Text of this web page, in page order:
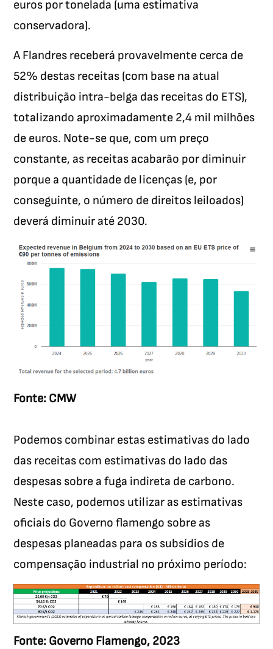
euros por tonelada (uma estimativa
conservadora).
A Flandres receberá provavelmente cerca de
52% destas receitas (com base na atual
distribuição intra-belga das receitas do ETS),
totalizando aproximadamente 2,4 mil milhões
de euros. Note-se que, com um preço
constante, as receitas acabarão por diminuir
porque a quantidade de licenças (e, por
conseguinte, o número de direitos leiloados)
deverá diminuir até 2030.
Fonte: CMW
Podemos combinar estas estimativas do lado
das receitas com estimativas do lado das
despesas sobre a fuga indireta de carbono.
Neste caso, podemos utilizar as estimativas
oficiais do Governo flamengo sobre as
despesas planeadas para os subsídios de
compensação industrial no próximo período:
Fonte: Governo Flamengo, 2023